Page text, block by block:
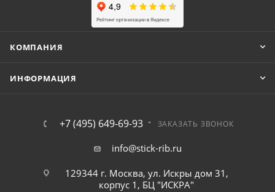
КОМПАНИЯ
ИНФОРМАЦИЯ
+7 (495) 649-69-93 ЗАКАЗАТЬ ЗВОНОК
info@stick-rib.ru
129344 г. Москва, ул. Искры дом 31,
корпус 1, БЦ "ИСКРА"